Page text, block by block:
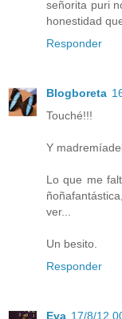
señorita puri
honestidad
Responder
Blogboreta
Touché!!!
Y
Lo que me
ver...
Un besito.
Responder
Eva 17/8/12